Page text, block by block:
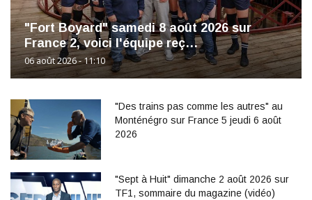
"Fort Boyard" samedi 8 août 2026 sur
France 2, voici l'équipe reç…
06 août 2026 - 11:10
"Des trains pas comme les autres" au
Monténégro sur France 5 jeudi 6 août
2026
"Sept à Huit" dimanche 2 août 2026 sur
TF1, sommaire du magazine (vidéo)